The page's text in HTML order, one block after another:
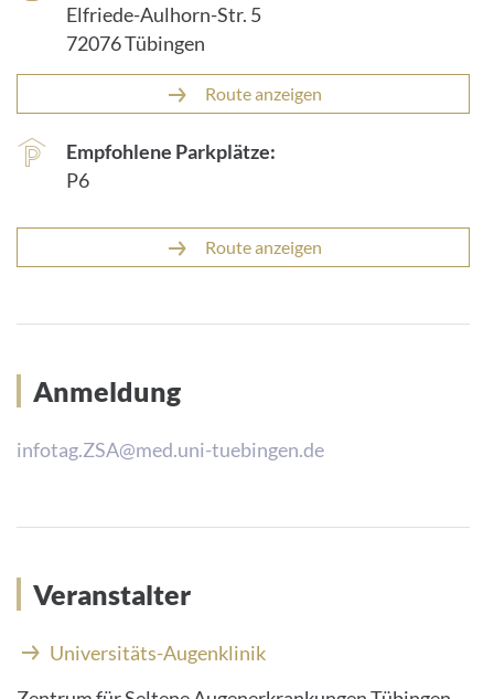
Elfriede-Aulhorn-Str. 5
72076 Tübingen
Route anzeigen
Empfohlene Parkplätze:
P6
Route anzeigen
Anmeldung
infotag.ZSA@med.uni-tuebingen.de
Veranstalter
Universitäts-Augenklinik